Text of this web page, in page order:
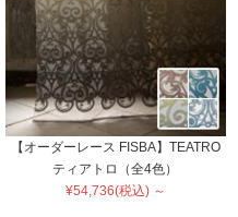
【オーダーレース FISBA】TEATRO
ティアトロ（全4色）
¥54,736(税込) ～